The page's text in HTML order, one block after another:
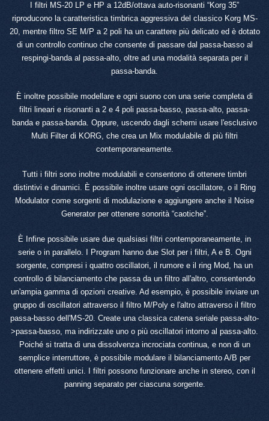
I filtri MS-20 LP e HP a 12dB/ottava auto-risonanti “Korg 35”
riproducono la caratteristica timbrica aggressiva del classico Korg MS-
20, mentre filtro SE M/P a 2 poli ha un carattere più delicato ed è dotato
di un controllo continuo che consente di passare dal passa-basso al
respingi-banda al passa-alto, oltre ad una modalità separata per il
passa-banda.
È inoltre possibile modellare e ogni suono con una serie completa di
filtri lineari e risonanti a 2 e 4 poli passa-basso, passa-alto, passa-
banda e passa-banda. Oppure, uscendo dagli schemi usare l'esclusivo
Multi Filter di KORG, che crea un Mix modulabile di più filtri
contemporaneamente.
Tutti i filtri sono inoltre modulabili e consentono di ottenere timbri
distintivi e dinamici. È possibile inoltre usare ogni oscillatore, o il Ring
Modulator come sorgenti di modulazione e aggiungere anche il Noise
Generator per ottenere sonorità “caotiche”.
È Infine possibile usare due qualsiasi filtri contemporaneamente, in
serie o in parallelo. I Program hanno due Slot per i filtri, A e B. Ogni
sorgente, compresi i quattro oscillatori, il rumore e il ring Mod, ha un
controllo di bilanciamento che passa da un filtro all'altro, consentendo
un'ampia gamma di opzioni creative. Ad esempio, è possibile inviare un
gruppo di oscillatori attraverso il filtro M/Poly e l'altro attraverso il filtro
passa-basso dell'MS-20. Create una classica catena seriale passa-alto-
>passa-basso, ma indirizzate uno o più oscillatori intorno al passa-alto.
Poiché si tratta di una dissolvenza incrociata continua, e non di un
semplice interruttore, è possibile modulare il bilanciamento A/B per
ottenere effetti unici. I filtri possono funzionare anche in stereo, con il
panning separato per ciascuna sorgente.